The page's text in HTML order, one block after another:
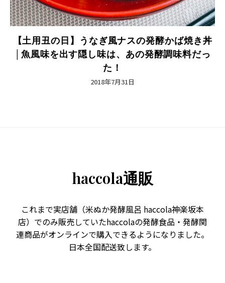
【土用丑の日】うなぎ風ナスの発酵かば焼き丼
│魚風味を出す隠し味は、あの発酵調味料だっ
た！
2018年7月31日
haccola通販
これまで実店舗（米ぬか発酵風呂 haccola神楽坂本
店）でのみ販売していたhaccolaの発酵食品・発酵関
連商品がオンラインで購入できるようになりました。
日本全国配送致します。